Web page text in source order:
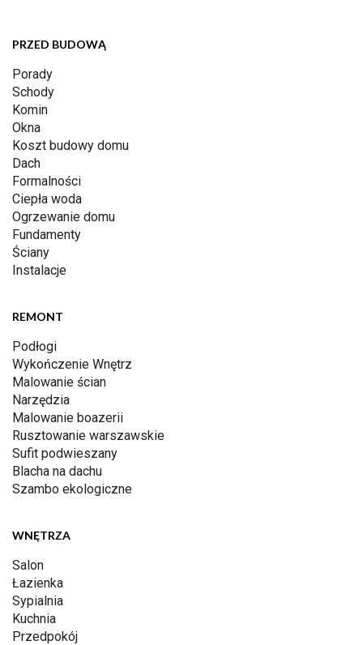
PRZED BUDOWĄ
Porady
Schody
Komin
Okna
Koszt budowy domu
Dach
Formalności
Ciepła woda
Ogrzewanie domu
Fundamenty
Ściany
Instalacje
REMONT
Podłogi
Wykończenie Wnętrz
Malowanie ścian
Narzędzia
Malowanie boazerii
Rusztowanie warszawskie
Sufit podwieszany
Blacha na dachu
Szambo ekologiczne
WNĘTRZA
Salon
Łazienka
Sypialnia
Kuchnia
Przedpokój